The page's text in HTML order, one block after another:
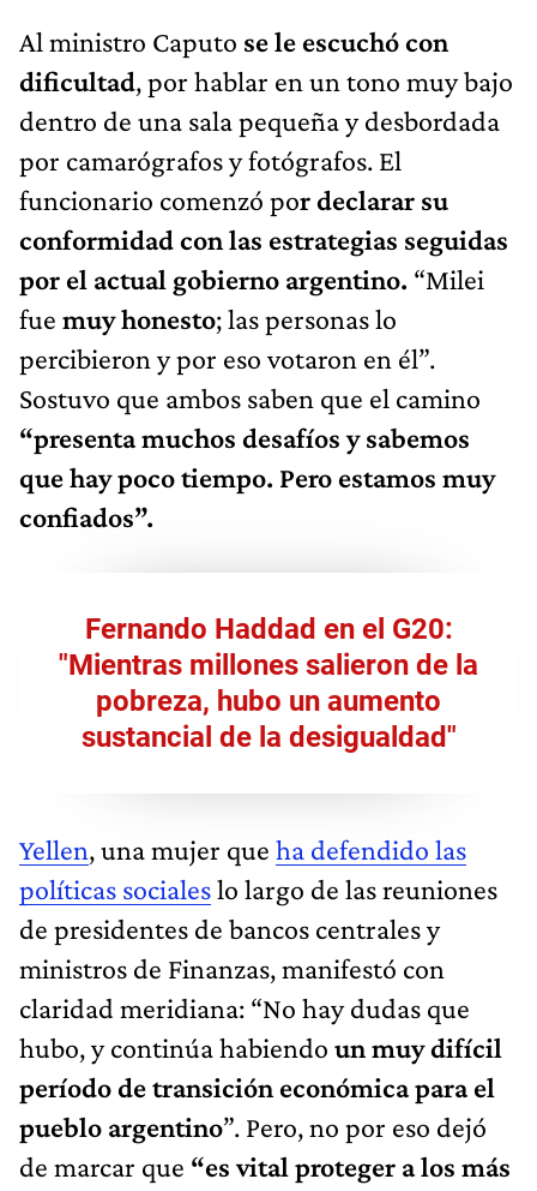
Al ministro Caputo se le escuchó con
dificultad, por hablar en un tono muy bajo
dentro de una sala pequeña y desbordada
por camarógrafos y fotógrafos. El
funcionario comenzó por declarar su
conformidad con las estrategias seguidas
por el actual gobierno argentino. “Milei
fue muy honesto; las personas lo
percibieron y por eso votaron en él”.
Sostuvo que ambos saben que el camino
“presenta muchos desafíos y sabemos
que hay poco tiempo. Pero estamos muy
confiados”.
Fernando Haddad en el G20:
"Mientras millones salieron de la
pobreza, hubo un aumento
sustancial de la desigualdad"
Yellen, una mujer que ha defendido las
políticas socialeslo largo de las reuniones
de presidentes de bancos centrales y
ministros de Finanzas, manifestó con
claridad meridiana: “No hay dudas que
hubo, y continúa habiendo un muy difícil
período de transición económica para el
pueblo argentino”. Pero, no por eso dejó
de marcar que “es vital proteger a los más